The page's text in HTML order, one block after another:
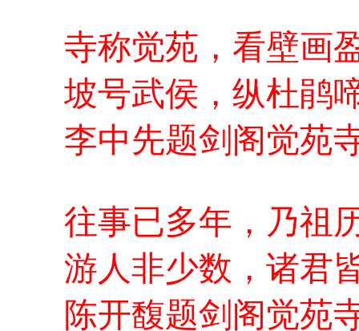
寺称觉苑，看壁画
坡号武侯，纵杜鹃
李中先题剑阁觉苑
往事已多年，乃祖
游人非少数，诸君
陈开馥题剑阁觉苑